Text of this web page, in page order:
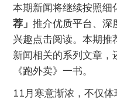
本期新闻将继续按照细
荐」推介优质平台、深
兴趣点击阅读。本期推
新闻相关的系列文章，
《跑外卖》一书。
11月寒意渐浓，不仅